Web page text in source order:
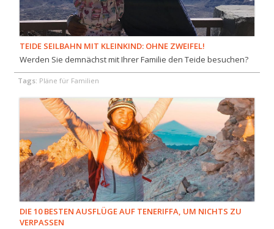
TEIDE SEILBAHN MIT KLEINKIND: OHNE ZWEIFEL!
Werden Sie demnächst mit Ihrer Familie den Teide besuchen?
Tags: Pläne für Familien
DIE 10 BESTEN AUSFLÜGE AUF TENERIFFA, UM NICHTS ZU
VERPASSEN